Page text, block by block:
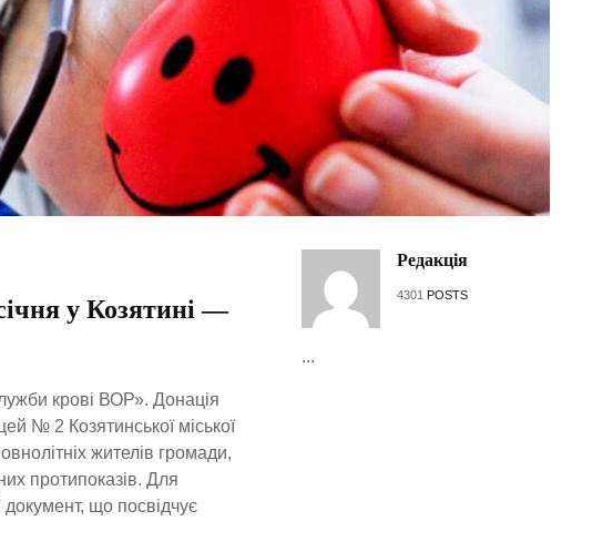
у Козятині —
крові ВОР». Донація
№ 2 Козятинської міської
жителів громади,
протипоказів. Для
документ, що посвідчує
Редакція
4301 POSTS
...